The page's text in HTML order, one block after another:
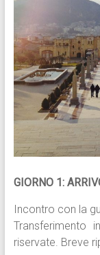
GIORNO 1:
Incontro con la
Transferimento
riservate. Breve